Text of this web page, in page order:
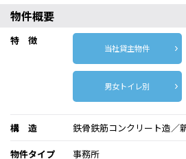
物件概要
特 徴
当社貸主物件
男女トイレ別
構 造
鉄骨鉄筋コンクリート造／
物件タイプ
事務所